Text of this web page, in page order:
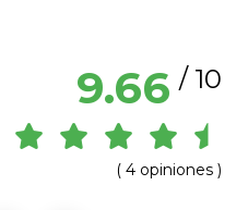
9.66 / 10
( 4 opiniones )